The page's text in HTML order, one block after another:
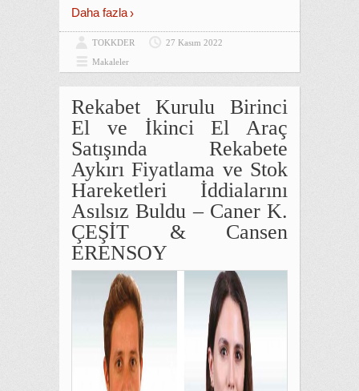
Daha fazla
TOKKDER
27 Kasım 2022
Makaleler
Rekabet Kurulu Birinci
El ve İkinci El Araç
Satışında Rekabete
Aykırı Fiyatlama ve Stok
Hareketleri İddialarını
Asılsız Buldu – Caner K.
ÇEŞİT & Cansen
ERENSOY